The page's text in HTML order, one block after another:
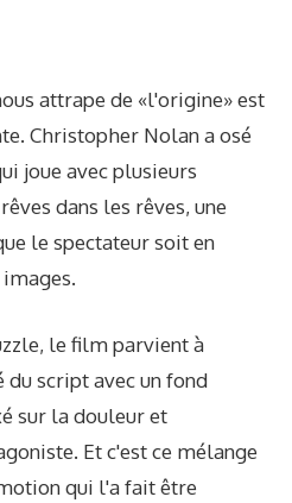
attrape de «l'origine» est
Christopher Nolan a osé
joue avec plusieurs
dans les rêves, une
le spectateur soit en
le film parvient à
script avec un fond
sur la douleur et
Et c'est ce mélange
qui l'a fait être